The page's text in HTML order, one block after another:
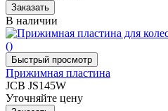
В наличии
Прижимная пластина
JCB JS145W
Уточняйте цену